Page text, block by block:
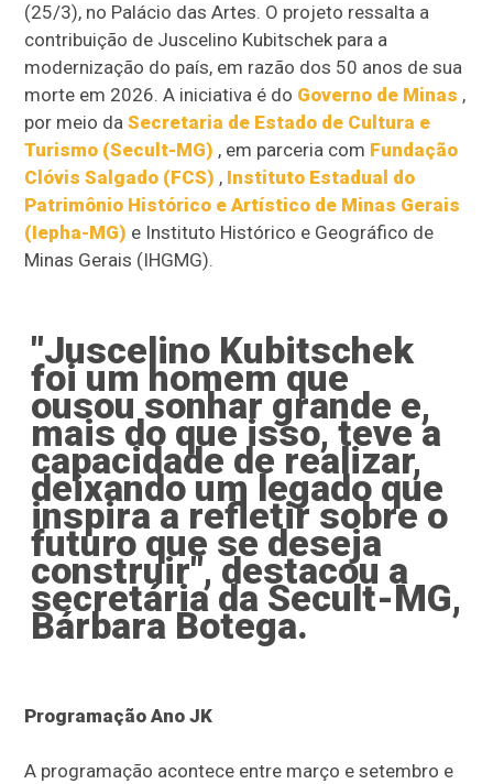
(25/3), no Palácio das Artes. O projeto ressalta a
contribuição de Juscelino Kubitschek para a
modernização do país, em razão dos 50 anos de sua
morte em 2026. A iniciativa é do Governo de Minas ,
por meio daSecretaria de Estado de Cultura e
Turismo (Secult-MG) , em parceria com Fundação
Clóvis Salgado (FCS) , Instituto Estadual do
Patrimônio Histórico e Artístico de Minas Gerais
(Iepha-MG) e Instituto Histórico e Geográfico de
Minas Gerais (IHGMG).
"Juscelino Kubitschek
foi um homem que
ousou sonhar grande e,
mais do que isso, teve a
capacidade de realizar,
deixando um legado que
inspira a refletir sobre o
futuro que se deseja
construir", destacou a
secretária da Secult-MG,
Bárbara Botega.
Programação Ano JK
A programação acontece entre março e setembro e